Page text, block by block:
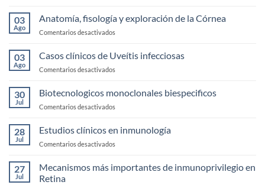
Ojo
Seco
03
Ago
Anatomía, fisología y exploración de la Córnea
Comentarios desactivados
fisología
exploración
la
03
Ago
Casos clínicos de Uveítis infecciosas
Comentarios desactivados
clínicos
Uveítis
30
Jul
Biotecnologicos monoclonales biespecificos
Comentarios desactivados
monoclonales
28
Jul
Estudios clínicos en inmunología
Comentarios desactivados
en
27
Jul
Mecanismos más importantes de inmunoprivilegio en
Retina